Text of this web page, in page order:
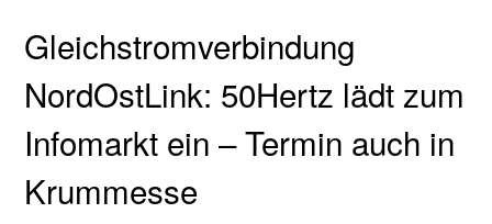
Gleichstromverbindung
NordOstLink: 50Hertz lädt zum
Infomarkt ein – Termin auch in
Krummesse